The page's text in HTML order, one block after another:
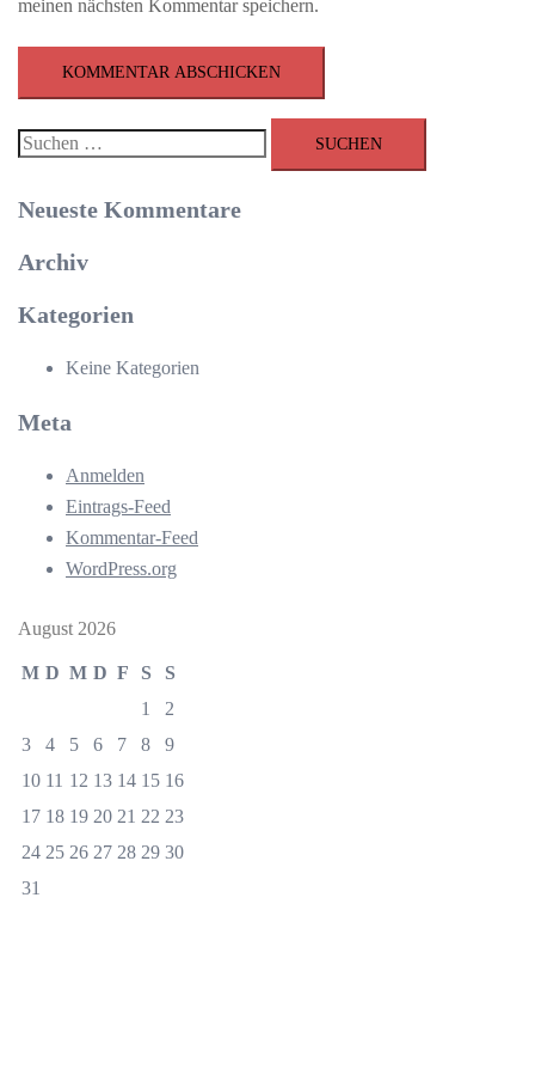
meinen nächsten Kommentar speichern.
Suchen
Neueste Kommentare
Archiv
Kategorien
Keine Kategorien
Meta
Anmelden
Eintrags-Feed
Kommentar-Feed
WordPress.org
August 2026
M D M D F S
S
1
2
3
4 5 6 7 8
9
10 11 12 13 14 15 16
17 18 19 20 21 22 23
24 25 26 27 28 29 30
31